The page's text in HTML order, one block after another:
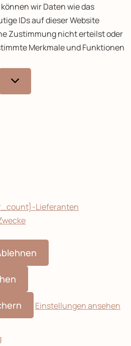
wir Daten wie das
IDs auf dieser Website
Zustimmung nicht erteilst oder
Merkmale und Funktionen
Lieferanten
Einstellungen ansehen